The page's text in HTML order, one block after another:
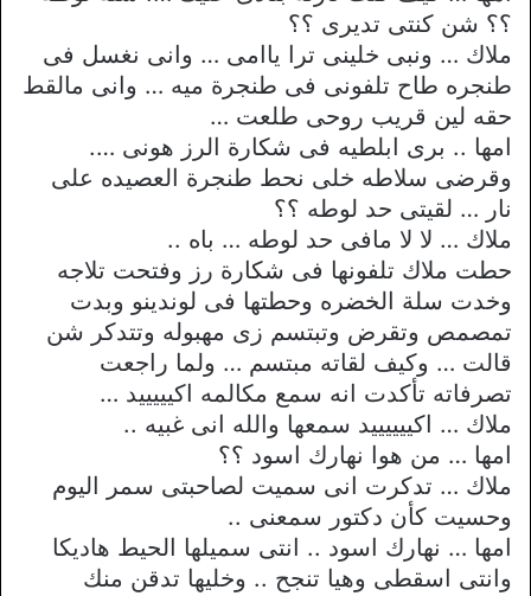
؟؟ شن كنتى تديرى ؟؟
ملاك … ونبى خلينى ترا ياامى … وانى نغسل فى
طنجره طاح تلفونى فى طنجرة ميه … وانى مالقط
حقه لين قريب روحى طلعت …
امها .. برى ابلطيه فى شكارة الرز هونى ….
وقرضى سلاطه خلى نحط طنجرة العصيده على
نار … لقيتى حد لوطه ؟؟
ملاك … لا لا مافى حد لوطه … باه ..
حطت ملاك تلفونها فى شكارة رز وفتحت تلاجه
وخدت سلة الخضره وحطتها فى لوندينو وبدت
تمصمص وتقرض وتبتسم زى مهبوله وتتدكر شن
قالت … وكيف لقاته مبتسم … ولما راجعت
تصرفاته تأكدت انه سمع مكالمه اكيييييد …
ملاك … اكييييييد سمعها والله انى غبيه ..
امها … من هوا نهارك اسود ؟؟
ملاك … تدكرت انى سميت لصاحبتى سمر اليوم
وحسيت كأن دكتور سمعنى ..
امها … نهارك اسود .. انتى سميلها الحيط هاديكا
وانتى اسقطى وهيا تنجح .. وخليها تدقن منك